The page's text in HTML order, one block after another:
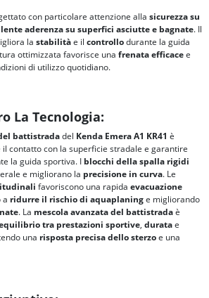
con particolare attenzione alla sicurezza su
aderenza su superfici asciutte e bagnate. Il
la stabilitàe il controllodurante la guida
ottimizzata favorisce una frenata efficacee
di utilizzo quotidiano.
La Tecnologia:
battistradadel Kenda Emera A1 KR41 è
contatto con la superficie stradale e garantire
la guida sportiva. I blocchi della spalla rigidi
e migliorano la precisione in curva. Le
favoriscono una rapida evacuazione
a ridurre il rischio di aquaplaninge migliorando
. La mescola avanzata del battistradaè
tra prestazioni sportive, duratae
una risposta precisa dello sterzoe una